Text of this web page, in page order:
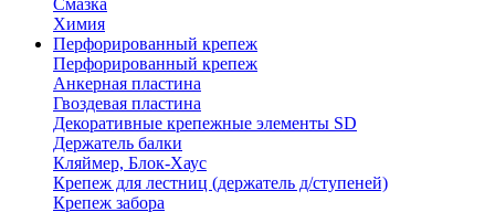
Смазка
Химия
Перфорированный крепеж
Перфорированный крепеж
Анкерная пластина
Гвоздевая пластина
Декоративные крепежные элементы SD
Держатель балки
Кляймер, Блок-Хаус
Крепеж для лестниц (держатель д/ступеней)
Крепеж забора